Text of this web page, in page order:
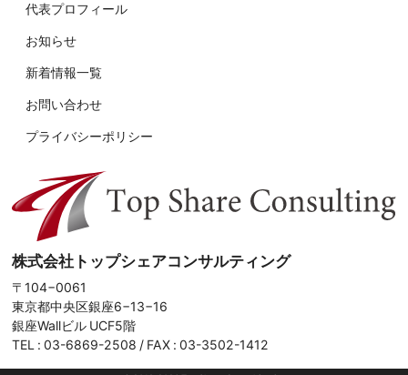
代表プロフィール
お知らせ
新着情報一覧
お問い合わせ
プライバシーポリシー
株式会社トップシェアコンサルティング
〒104−0061
東京都中央区銀座6−13−16
銀座Wallビル UCF5階
TEL :03-6869-2508 / FAX : 03-3502-1412